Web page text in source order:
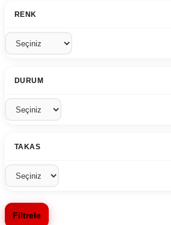
RENK
DURUM
TAKAS
Filtrele